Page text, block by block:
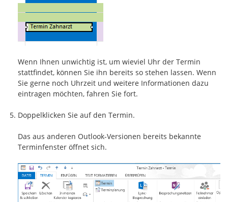
Wenn Ihnen unwichtig ist, um wieviel Uhr der Termin
stattfindet, können Sie ihn bereits so stehen lassen. Wenn
Sie gerne noch Uhrzeit und weitere Informationen dazu
eintragen möchten, fahren Sie fort.
Doppelklicken Sie auf den Termin.
Das aus anderen Outlook-Versionen bereits bekannte
Terminfenster öffnet sich.